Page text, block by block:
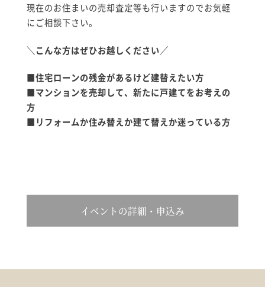
施工事例
アイフルホームについて
リフォーム・リノベーション
現在のお住まいの売却査定等も行いますのでお気軽
にご相談下さい。
＼ こんな方はぜひお越しください ／
■住宅ローンの残金があるけど建替えたい方
■マンションを売却して、新たに戸建てをお考えの
方
■リフォームか住み替えか建て替えか迷っている方
イベントの詳細・申込み